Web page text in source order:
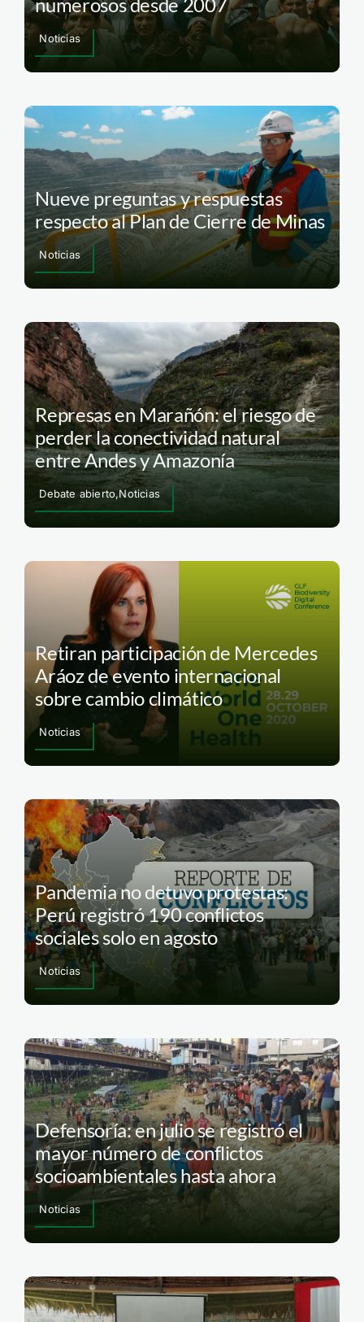
numerosos desde 2007
Noticias
Nueve preguntas y respuestas
respecto al Plan de Cierre de Minas
Noticias
Represas en Marañón: el riesgo de
perder la conectividad natural
entre Andes y Amazonía
Debate abierto,Noticias
Retiran participación de Mercedes
Aráoz de evento internacional
sobre cambio climático
Noticias
Pandemia no detuvo protestas:
Perú registró 190 conflictos
sociales solo en agosto
Noticias
Defensoría: en julio se registró el
mayor número de conflictos
socioambientales hasta ahora
Noticias